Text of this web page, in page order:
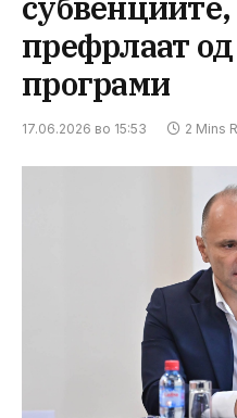
префрлаат
програми
17.06.2026 во 15:53 2 Mins